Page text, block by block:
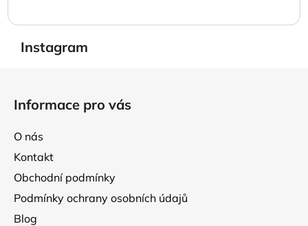
Instagram
Informace pro vás
O nás
Kontakt
Obchodní podmínky
Podmínky ochrany osobních údajů
Blog